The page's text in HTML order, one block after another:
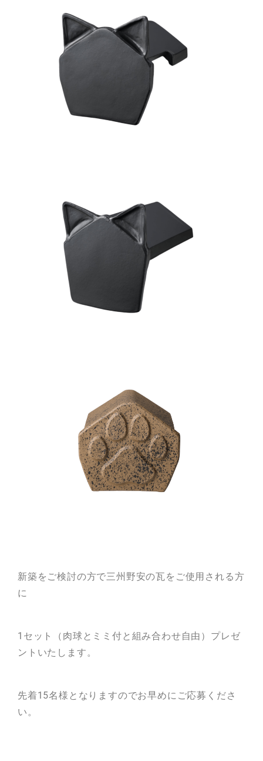
新築をご検討の方で三州野安の瓦をご使用される方
に
1セット（肉球とミミ付と組み合わせ自由）プレゼ
ントいたします。
先着15名様となりますのでお早めにご応募くださ
い。